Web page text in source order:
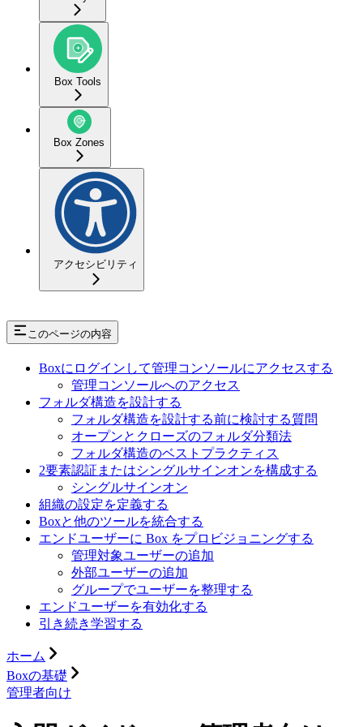
Box Tools
Box Zones
アクセシビリティ
このページの内容
Boxにログインして管理コンソールにアクセスする
管理コンソールへのアクセス
フォルダ構造を設計する
フォルダ構造を設計する前に検討する質問
オープンとクローズのフォルダ分類法
フォルダ構造のベストプラクティス
2要素認証またはシングルサインオンを構成する
シングルサインオン
組織の設定を定義する
Boxと他のツールを統合する
エンドユーザーに Box をプロビジョニングする
管理対象ユーザーの追加
外部ユーザーの追加
グループでユーザーを整理する
エンドユーザーを有効化する
引き続き学習する
ホーム
Boxの基礎
管理者向け